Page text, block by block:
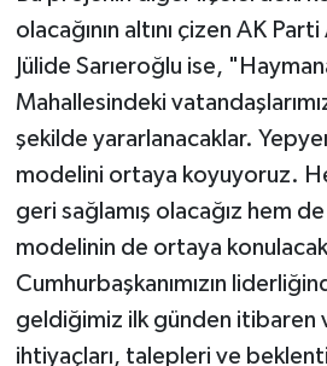
olacağının altını çizen AK
Jülide Sarıeroğlu ise,
Mahallesindeki
şekilde yararlanacaklar.
modelini ortaya koyuyoruz.
geri sağlamış olacağız hem
modelinin de ortaya
Cumhurbaşkanımızın
geldiğimiz ilk günden itibaren
ihtiyaçları, talepleri ve